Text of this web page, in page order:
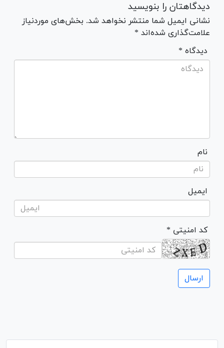
دیدگاهتان را بنویسید
نشانی ایمیل شما منتشر نخواهد شد. بخش‌های موردنیاز
علامت‌گذاری شده‌اند *
* دیدگاه
نام
ایمیل
* کد امنیتی